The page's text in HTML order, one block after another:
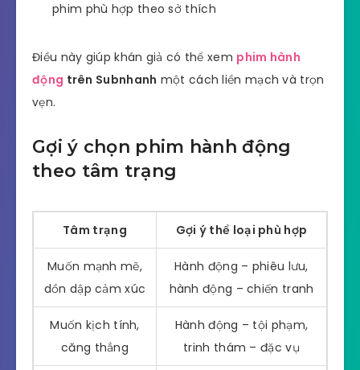
phim phù hợp theo sở thích
Điều này giúp khán giả có thể xem phim hành
động trên Subnhanh một cách liền mạch và trọn
vẹn.
Gợi ý chọn phim hành động
theo tâm trạng
Tâm trạng Gợi ý thể loại phù hợp
Muốn mạnh mẽ,
dồn dập cảm xúc
Hành động – phiêu lưu,
hành động – chiến tranh
Muốn kịch tính,
căng thẳng
Hành động – tội phạm,
trinh thám – đặc vụ